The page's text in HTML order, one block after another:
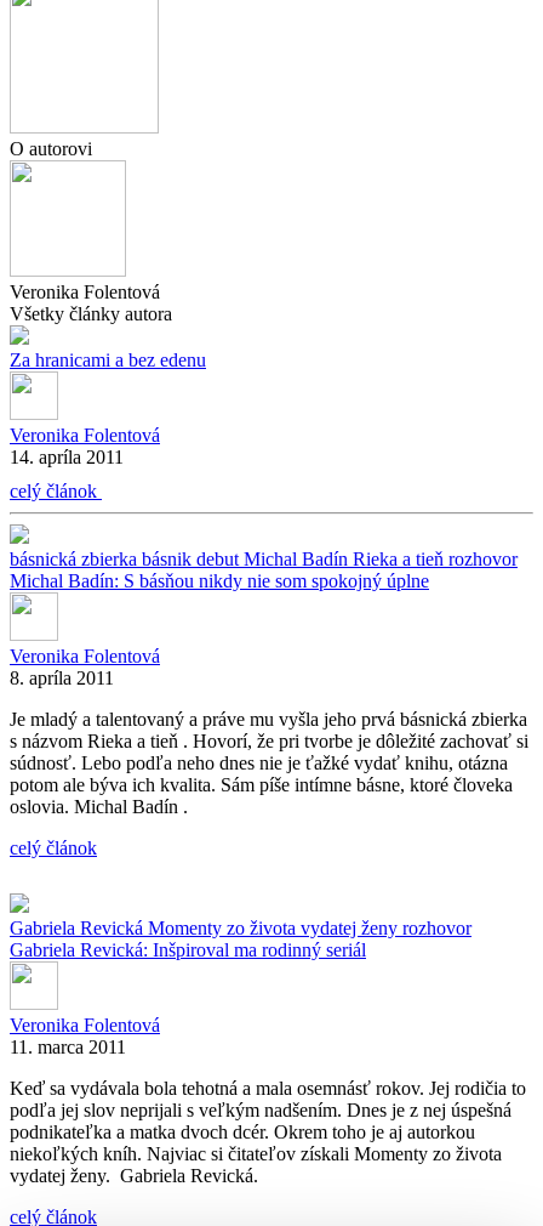
O autorovi
Veronika Folentová
Všetky články autora
Za hranicami a bez edenu
Veronika Folentová
14. apríla 2011
celý článok
básnická zbierka básnik debut Michal Badín Rieka a tieň rozhovor
Michal Badín: S básňou nikdy nie som spokojný úplne
Veronika Folentová
8. apríla 2011
Je mladý a talentovaný a práve mu vyšla jeho prvá básnická zbierka
s názvom Rieka a tieň . Hovorí, že pri tvorbe je dôležité zachovať si
súdnosť. Lebo podľa neho dnes nie je ťažké vydať knihu, otázna
potom ale býva ich kvalita. Sám píše intímne básne, ktoré človeka
oslovia. Michal Badín .
celý článok
Gabriela Revická Momenty zo života vydatej ženy rozhovor
Gabriela Revická: Inšpiroval ma rodinný seriál
Veronika Folentová
11. marca 2011
Keď sa vydávala bola tehotná a mala osemnásť rokov. Jej rodičia to
podľa jej slov neprijali s veľkým nadšením. Dnes je z nej úspešná
podnikateľka a matka dvoch dcér. Okrem toho je aj autorkou
niekoľkých kníh. Najviac si čitateľov získali Momenty zo života
vydatej ženy. Gabriela Revická.
celý článok